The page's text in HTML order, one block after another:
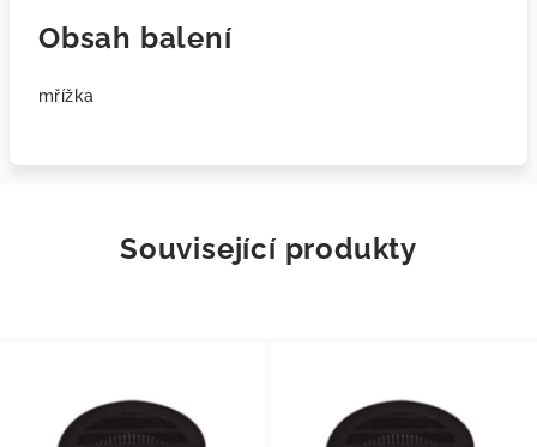
Obsah balení
mřížka
Související produkty